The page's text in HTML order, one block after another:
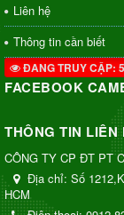
Liên hệ
Thông tin cần biết
ĐANG TRUY CẬP: 5
FACEBOOK
THÔNG TIN LIÊN
CÔNG TY CP ĐT PT
Địa chỉ: Số
HCM